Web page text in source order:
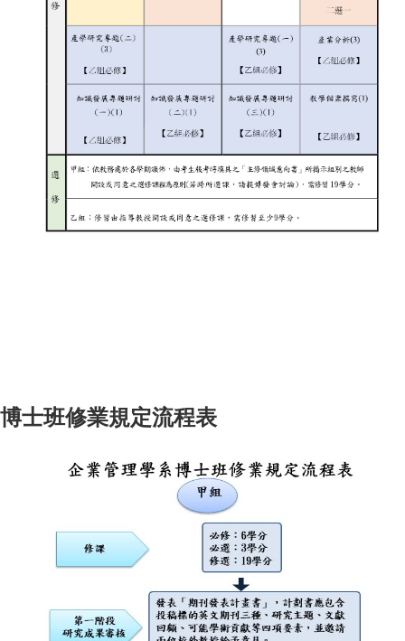
課程規劃詳細說明： 1. 甲組必修：管理理論、高等企業研究方法。 2.
博士班修業規定流程表